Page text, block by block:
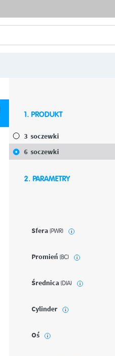
1. PRODUKT
3 soczewki
6 soczewki
2. PARAMETRY
Sfera(PWR) i
Promień(BC) i
Średnica(DIA) i
Cylinder i
Oś i